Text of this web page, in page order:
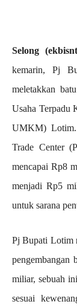
Selong
kemarin, Pj
meletakkan
Usaha Terpadu
UMKM)
Trade Center
mencapai Rp8
menjadi Rp5
untuk sarana
Pj Bupati Lotim
pengembangan
miliar, sebuah
sesuai